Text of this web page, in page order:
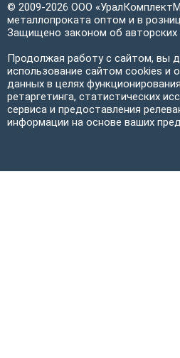
© 2009-2026 ООО
металлопроката оптом и в
Защищено законом об авторских
Продолжая работу с сайтом, вы
использование сайтом cookies и
данных в целях
ретаргетинга, статистических
сервиса и предоставления
информации на основе ваших